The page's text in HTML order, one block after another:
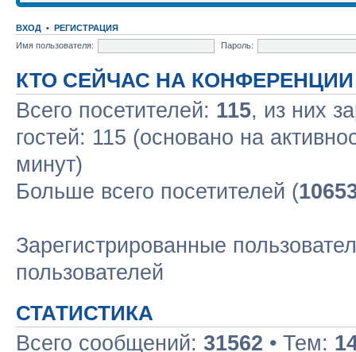
ВХОД • РЕГИСТРАЦИЯ
Имя пользователя:
Пароль:
КТО СЕЙЧАС НА КОНФЕРЕНЦИИ
Всего посетителей: 115, из них
гостей: 115 (основано на
минут)
Больше всего посетителей (
Зарегистрированные
пользователей
СТАТИСТИКА
Всего сообщений: 31562 • Тем: